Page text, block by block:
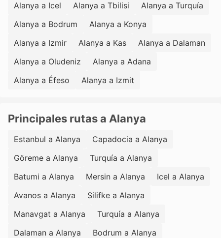
Alanya a Icel
Alanya a Tbilisi
Alanya a Turquía
Alanya a Bodrum
Alanya a Konya
Alanya a Izmir
Alanya a Kas
Alanya a Dalaman
Alanya a Oludeniz
Alanya a Adana
Alanya a Éfeso
Alanya a Izmit
Principales rutas a Alanya
Estanbul a Alanya
Capadocia a Alanya
Göreme a Alanya
Turquía a Alanya
Batumi a Alanya
Mersin a Alanya
Icel a Alanya
Avanos a Alanya
Silifke a Alanya
Manavgat a Alanya
Turquía a Alanya
Dalaman a Alanya
Bodrum a Alanya